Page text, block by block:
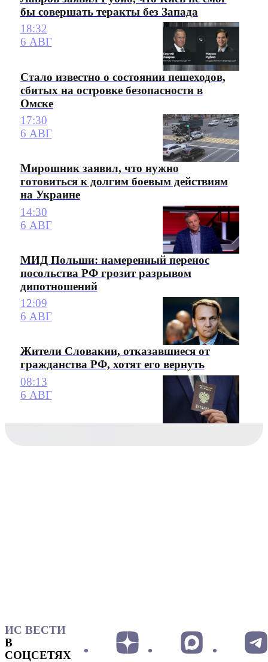
бы совершать теракты без Запада
18:32
6 АВГ
Стало известно о состоянии пешеходов,
сбитых на островке безопасности в
Омске
17:30
6 АВГ
Мирошник заявил, что нужно
готовиться к долгим боевым действиям
на Украине
14:30
6 АВГ
МИД Польши: намеренный перенос
посольства РФ грозит разрывом
дипотношений
12:09
6 АВГ
Жители Словакии, отказавшиеся от
гражданства РФ, хотят его вернуть
08:13
6 АВГ
ИС ВЕСТИ
В
СОЦСЕТЯХ